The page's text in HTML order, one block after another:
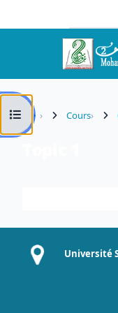
Ouvrir l’index du
Cours
Université